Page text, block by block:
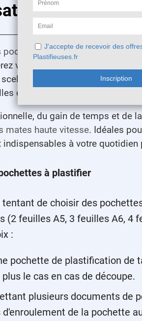
et
pochettes de plastification haute
votre document dans la
en premier. Utilisez une
d’air.
du gain de temps et de
mates haute vitesse. Idéales
à votre quotidien
à plastifier
de choisir des
(2 feuilles A5, 3 feuilles A6, 4
:
pochette de plastification de
le cas en cas de découpe.
plusieurs documents de
d'enroulement de la pochette